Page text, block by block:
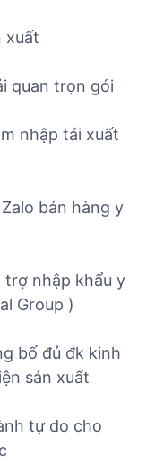
xuất
quan trọn gói
nhập tái xuất
bán hàng y
trợ nhập khẩu y
Group )
bố đủ đk kinh
sản xuất
tự do cho